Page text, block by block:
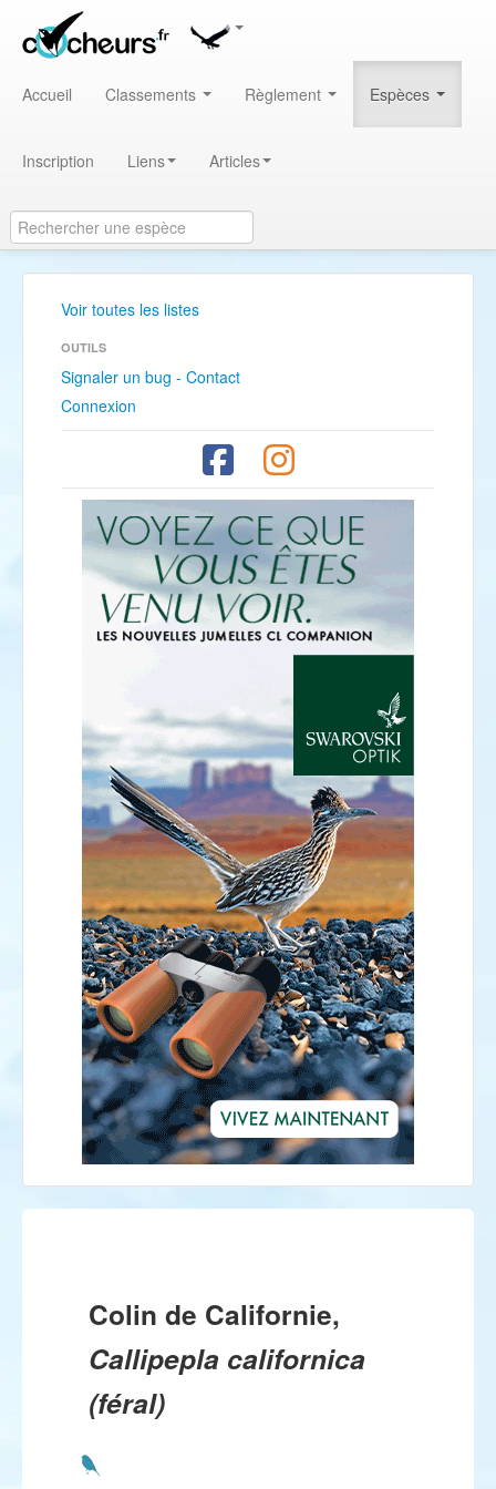
Accueil Classements Règlement Espèces
Inscription Liens Articles
Voir toutes les listes
OUTILS
Signaler un bug - Contact
Connexion
Colin de Californie,
Callipepla californica
(féral)